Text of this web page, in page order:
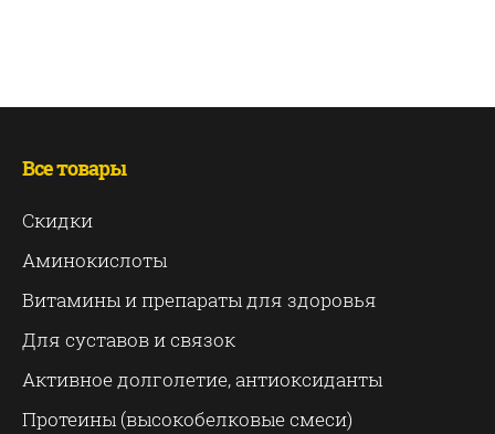
Все товары
Скидки
Аминокислоты
Витамины и препараты для здоровья
Для суставов и связок
Активное долголетие, антиоксиданты
Протеины (высокобелковые смеси)